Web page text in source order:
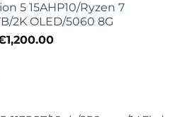
je:
€1,080.00.
5 15AHP10/Ryzen 7
2K OLED/5060 8G
1,200.00Trenutna